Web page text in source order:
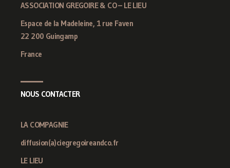
ASSOCIATION GREGOIRE & CO – LE LIEU
Espace de la Madeleine, 1 rue Faven
22 200 Guingamp
France
NOUS CONTACTER
LA COMPAGNIE
diffusion(a)ciegregoireandco.fr
LE LIEU